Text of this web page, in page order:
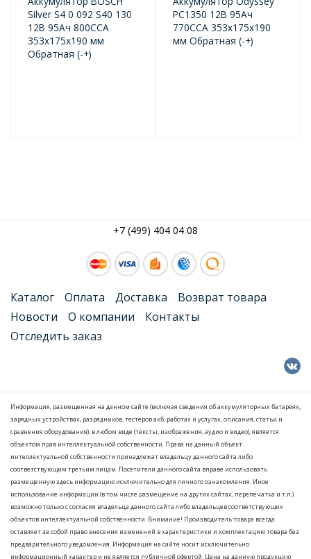
Silver S4 0 092 S40 130
12В 95Ач 800CCA
353x175x190 мм
Обратная (-+)
PC1350 12В 95Ач
770CCA 353x175x190
мм Обратная (-+)
+7 (499) 404 04 08
Каталог Оплата Доставка
Возврат товара
Новости
О компании
Контакты
Отследить заказ
Информация, размещенная на данном сайте (включая сведения об аккумуляторных батареях,
зарядных устройствах, разрядников, тестеров акб, работах и услугах, описания, статьи и
сравнения оборудования), в любом виде (тексты, изображения, аудио и видео), является
объектом прав интеллектуальной собственности. Права на данный объект
интеллектуальной собственности принадлежат владельцу данного сайта либо
соответствующим третьим лицам. Посетители данного сайта вправе использовать
размещенную здесь информацию исключительно для личного ознакомления. Иное
использование информации (в том числе размещение на других сайтах, перепечатка и т.п.)
возможно только с согласия владельца данного сайта либо владельцев соответствующих
объектов интеллектуальной собственности. Внимание! Производитель товара всегда
оставляет за собой право внесения изменений в характеристики и комплектацию товара без
предварительного уведомления. Информация на сайте носит исключительно
информационный характер и не является публичной офертой. Цена на данную продукцию